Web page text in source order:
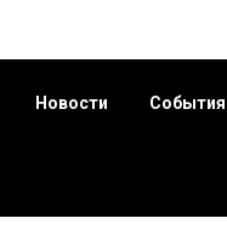
Новости События